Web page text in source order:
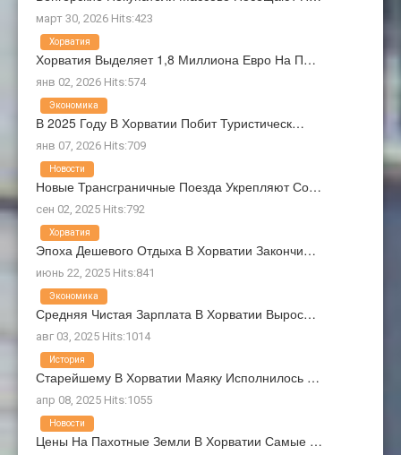
март 30, 2026 Hits:423
Хорватия Выделяет 1,8 Миллиона Евро На П…
янв 02, 2026 Hits:574
Хорватия
В 2025 Году В Хорватии Побит Туристическ…
янв 07, 2026 Hits:709
Экономика
Новые Трансграничные Поезда Укрепляют Со…
сен 02, 2025 Hits:792
Новости
Эпоха Дешевого Отдыха В Хорватии Закончи…
июнь 22, 2025 Hits:841
Хорватия
Средняя Чистая Зарплата В Хорватии Вырос…
авг 03, 2025 Hits:1014
Экономика
Старейшему В Хорватии Маяку Исполнилось …
апр 08, 2025 Hits:1055
История
Цены На Пахотные Земли В Хорватии Самые …
Новости